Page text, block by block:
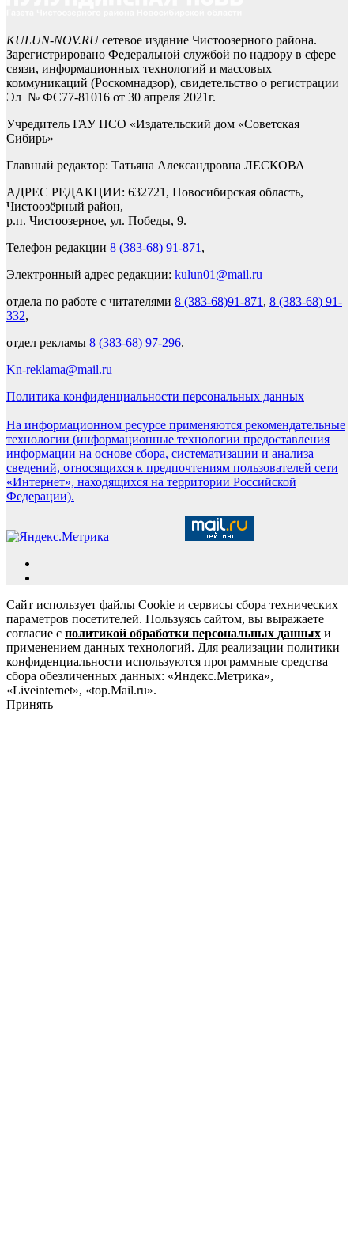
KULUN-NOV.RUсетевое издание Чистоозерного района.
Зарегистрировано Федеральной службой по надзору в сфере
связи, информационных технологий и массовых
коммуникаций (Роскомнадзор), свидетельство о регистрации
Эл № ФС77-81016 от 30 апреля 2021г.
Учредитель ГАУ НСО «Издательский дом «Советская
Сибирь»
Главный редактор: Татьяна Александровна ЛЕСКОВА
АДРЕС РЕДАКЦИИ: 632721, Новосибирская область,
Чистоозёрный район,
р.п. Чистоозерное, ул. Победы, 9.
Телефон редакции 8 (383-68) 91-871 ,
Электронный адрес редакции: kulun01@mail.ru
отдела по работе с читателями 8 (383-68)91-871 , 8 (383-68) 91-
332,
отдел рекламы 8 (383-68) 97-296.
Kn-reklama@mail.ru
Политика конфиденциальности персональных данных
На информационном ресурсе применяются рекомендательные
технологии (информационные технологии предоставления
информации на основе сбора, систематизации и анализа
сведений, относящихся к предпочтениям пользователей сети
«Интернет», находящихся на территории Российской
Федерации).
Сайт использует файлы Cookie и сервисы сбора технических
параметров посетителей. Пользуясь сайтом, вы выражаете
согласие с политикой обработки персональных данных и
применением данных технологий. Для реализации политики
конфиденциальности используются программные средства
сбора обезличенных данных: «Яндекс.Метрика»,
«Liveinternet», «top.Mail.ru».
Принять